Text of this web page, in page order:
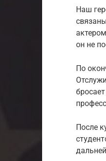
Наш
он не
По
После